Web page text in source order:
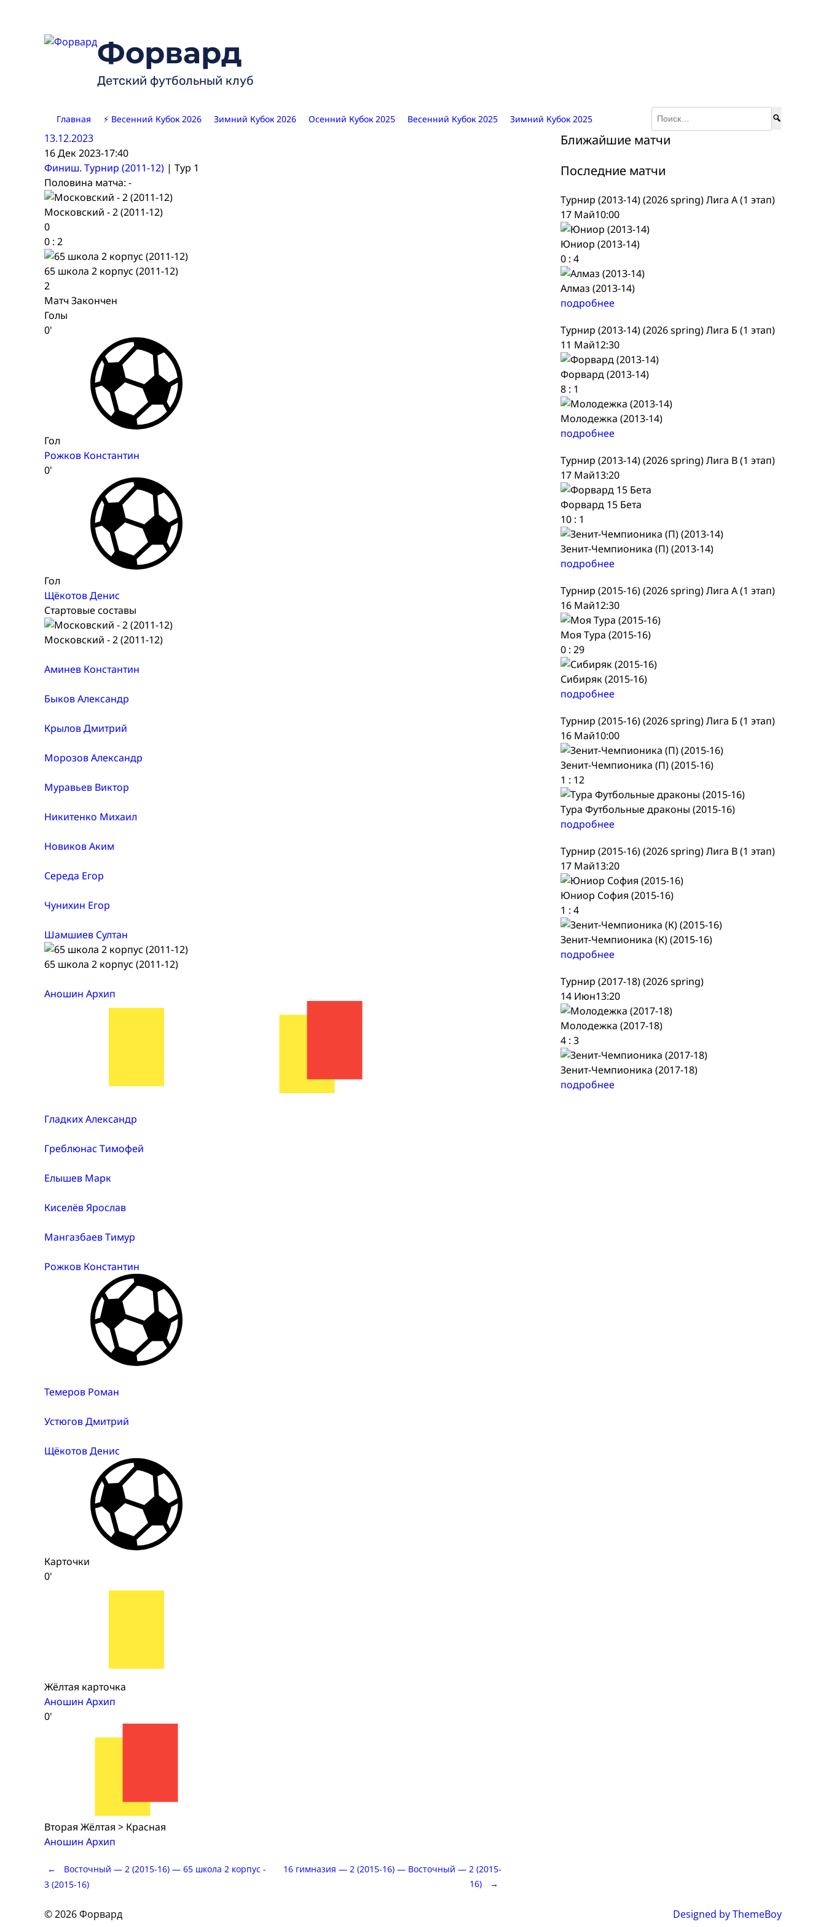
Форвард
Детский футбольный клуб
Главная ⚡ Весенний Кубок 2026 Зимний Кубок 2026 Осенний Кубок 2025 Весенний Кубок 2025 Зимний Кубок 2025
Найти:
13.12.2023
16 Дек 2023-17:40
Финиш. Турнир (2011-12) | Тур 1
Половина матча: -
Московский - 2 (2011-12)
0
0 : 2
65 школа 2 корпус (2011-12)
2
Матч Закончен
Голы
0'
Гол
Рожков Константин
0'
Гол
Щёкотов Денис
Стартовые составы
Московский - 2 (2011-12)
Аминев Константин
Быков Александр
Крылов Дмитрий
Морозов Александр
Муравьев Виктор
Никитенко Михаил
Новиков Аким
Середа Егор
Чунихин Егор
Шамшиев Султан
65 школа 2 корпус (2011-12)
Аношин Архип
Гладких Александр
Греблюнас Тимофей
Елышев Марк
Киселёв Ярослав
Мангазбаев Тимур
Рожков Константин
Темеров Роман
Устюгов Дмитрий
Щёкотов Денис
Карточки
0'
Жёлтая карточка
Аношин Архип
0'
Вторая Жёлтая > Красная
Аношин Архип
Post
navigation
←
Восточный — 2 (2015-16) — 65 школа 2 корпус -
3 (2015-16)
16 гимназия — 2 (2015-16) — Восточный — 2 (2015-
16)
→
Ближайшие матчи
Последние матчи
Турнир (2013-14) (2026 spring) Лига А (1 этап)
17 Май10:00
Юниор (2013-14)
0 : 4
Алмаз (2013-14)
подробнее
Турнир (2013-14) (2026 spring) Лига Б (1 этап)
11 Май12:30
Форвард (2013-14)
8 : 1
Молодежка (2013-14)
подробнее
Турнир (2013-14) (2026 spring) Лига В (1 этап)
17 Май13:20
Форвард 15 Бета
10 : 1
Зенит-Чемпионика (П) (2013-14)
подробнее
Турнир (2015-16) (2026 spring) Лига А (1 этап)
16 Май12:30
Моя Тура (2015-16)
0 : 29
Сибиряк (2015-16)
подробнее
Турнир (2015-16) (2026 spring) Лига Б (1 этап)
16 Май10:00
Зенит-Чемпионика (П) (2015-16)
1 : 12
Тура Футбольные драконы (2015-16)
подробнее
Турнир (2015-16) (2026 spring) Лига В (1 этап)
17 Май13:20
Юниор София (2015-16)
1 : 4
Зенит-Чемпионика (К) (2015-16)
подробнее
Турнир (2017-18) (2026 spring)
14 Июн13:20
Молодежка (2017-18)
4 : 3
Зенит-Чемпионика (2017-18)
подробнее
© 2026 Форвард Designed by ThemeBoy